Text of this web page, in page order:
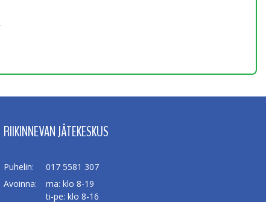
RIIKINNEVAN JÄTEKESKUS
Puhelin:
017 5581 307
Avoinna:
ma: klo 8-19
ti-pe: klo 8-16